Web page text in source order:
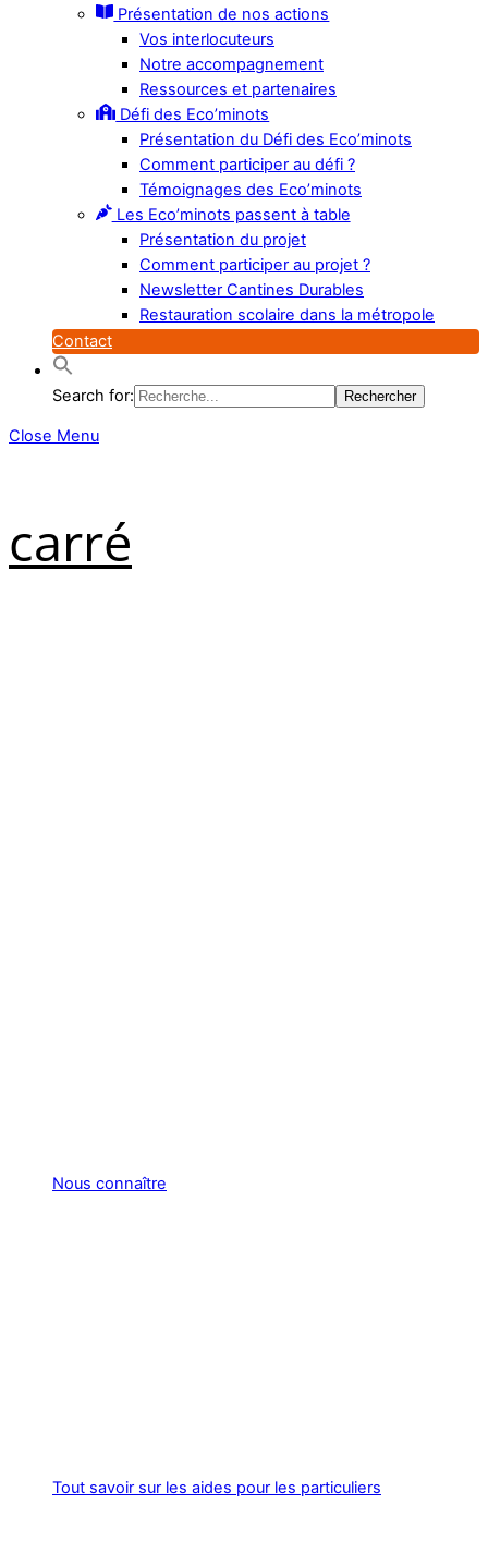
Présentation de nos actions
Vos interlocuteurs
Notre accompagnement
Ressources et partenaires
Défi des Eco’minots
Présentation du Défi des Eco’minots
Comment participer au défi ?
Témoignages des Eco’minots
Les Eco’minots passent à table
Présentation du projet
Comment participer au projet ?
Newsletter Cantines Durables
Restauration scolaire dans la métropole
Contact
Search for:
Close Menu
carré
Nous connaître
Tout savoir sur les aides pour les particuliers